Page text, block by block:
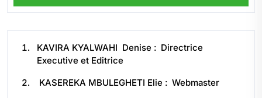
KAVIRA KYALWAHI Denise : Directrice
Executive et Editrice
KASEREKA MBULEGHETI Elie : Webmaster